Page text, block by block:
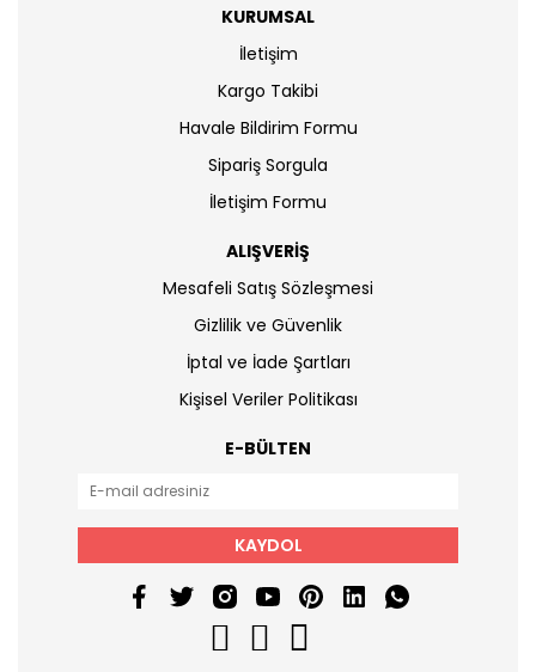
KURUMSAL
İletişim
Kargo Takibi
Havale Bildirim Formu
Sipariş Sorgula
İletişim Formu
ALIŞVERİŞ
Mesafeli Satış Sözleşmesi
Gizlilik ve Güvenlik
İptal ve İade Şartları
Kişisel Veriler Politikası
E-BÜLTEN
KAYDOL